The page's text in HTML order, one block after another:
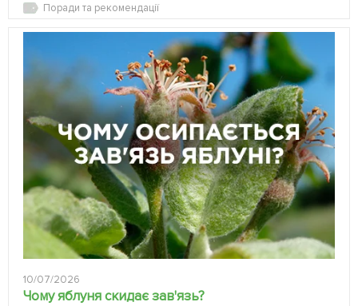
Поради та рекомендації
10/07/2026
Чому яблуня скидає зав'язь?